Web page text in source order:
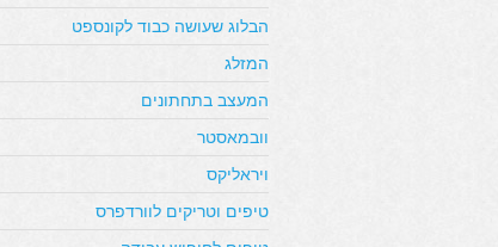
הבלוג שעושה כבוד לקונספט
המזלג
המעצב בתחתונים
וובמאסטר
ויראליקס
טיפים וטריקים לוורדפרס